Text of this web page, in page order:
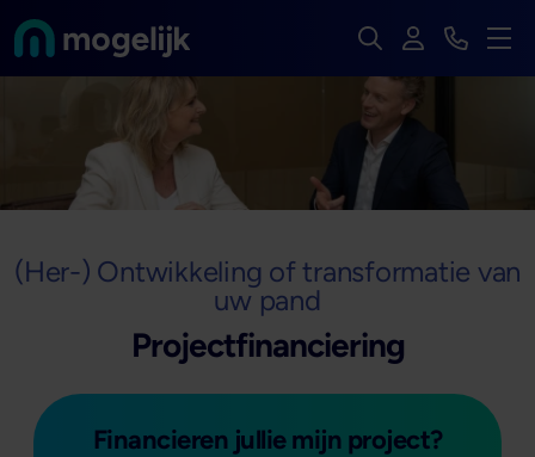
Naar de homepage van Zoek op de hele
InloggenBekijk
Menu
(Her-) Ontwikkeling of transformatie van
uw pand
Projectfinanciering
Financieren jullie mijn project?